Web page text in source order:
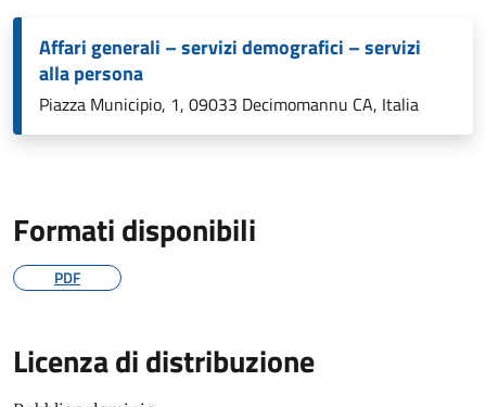
Affari generali – servizi demografici – servizi
alla persona
Piazza Municipio, 1, 09033 Decimomannu CA, Italia
Formati disponibili
PDF
Licenza di distribuzione